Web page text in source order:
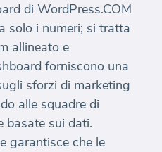
di WordPress.COM
solo i numeri; si tratta
allineato e
forniscono una
sforzi di marketing
alle squadre di
basate sui dati.
garantisce che le